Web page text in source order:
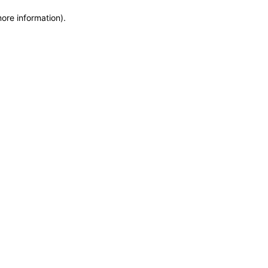
information).